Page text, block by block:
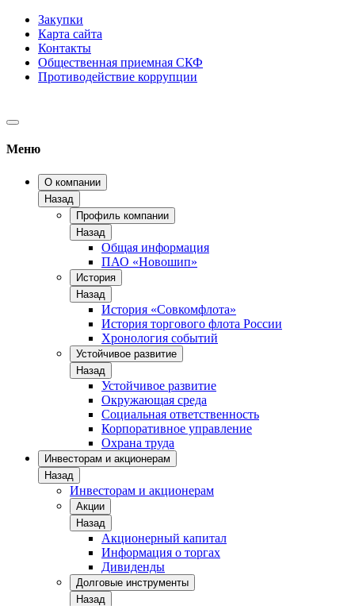
Закупки
Карта сайта
Контакты
Общественная приемная СКФ
Противодействие коррупции
Меню
О компании
Назад
Профиль компании
Назад
Общая информация
ПАО «Новошип»
История
Назад
История «Совкомфлота»
История торгового флота России
Хронология событий
Устойчивое развитие
Назад
Устойчивое развитие
Окружающая среда
Социальная ответственность
Корпоративное управление
Охрана труда
Инвесторам и акционерам
Назад
Инвесторам и акционерам
Акции
Назад
Акционерный капитал
Информация о торгах
Дивиденды
Долговые инструменты
Назад